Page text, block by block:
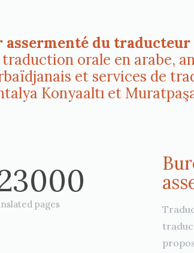
assermenté du
orale en arabe,
et services de
Konyaaltı et
pages